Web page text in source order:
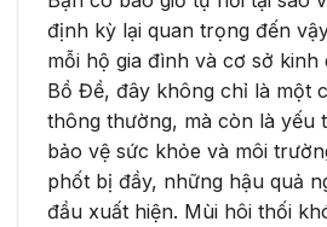
định kỳ lại quan trọng đến
mỗi hộ gia đình và cơ sở kinh
Bồ Đề, đây không chỉ là một
thông thường, mà còn là yếu
bảo vệ sức khỏe và môi
phốt bị đầy, những hậu quả
đầu xuất hiện. Mùi hôi thối